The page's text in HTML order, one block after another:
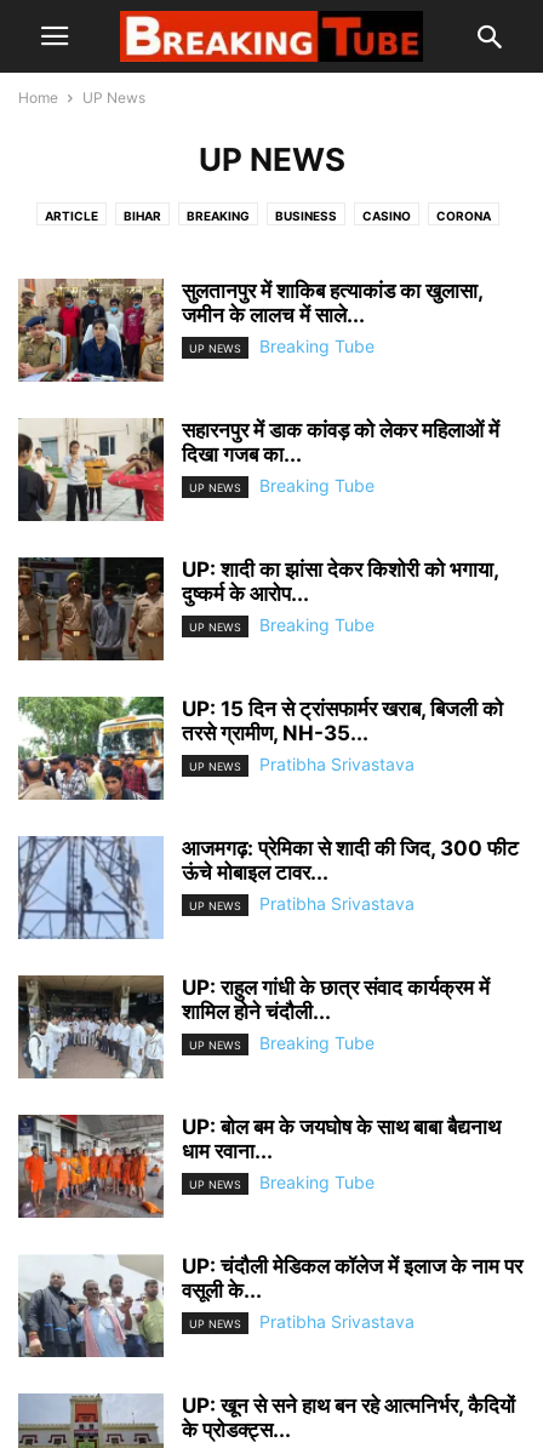
Home UP News
UP NEWS
ARTICLE BIHAR BREAKING BUSINESS CASINO CORONA
DHARMA AND ADHYATMA EDUCATION ENTERTAINMENT
GOVERNMENT HEALTH INTERNATIONAL IPL
JOBS LIFESTYLE LOK SABHA 2019 LOVE ZIHAD
MADHYAPRADESH
SPECIAL NEWS SPORTS SUPREME COURT TECHNOLOGY
TRAVEL TRENDING TOPIC
सुलतानपुर में शाकिब हत्याकांड का खुलासा,
जमीन के लालच में साले...
UP NEWS Breaking Tube
सहारनपुर में डाक कांवड़ को लेकर महिलाओं में
दिखा गजब का...
UP NEWS Breaking Tube
UP: शादी का झांसा देकर किशोरी को भगाया,
दुष्कर्म के आरोप...
UP NEWS Breaking Tube
UP: 15 दिन से ट्रांसफार्मर खराब, बिजली को
तरसे ग्रामीण, NH-35...
UP NEWS Pratibha Srivastava
आजमगढ़: प्रेमिका से शादी की जिद, 300 फीट
ऊंचे मोबाइल टावर...
UP NEWS Pratibha Srivastava
UP: राहुल गांधी के छात्र संवाद कार्यक्रम में
शामिल होने चंदौली...
UP NEWS Breaking Tube
UP: बोल बम के जयघोष के साथ बाबा बैद्यनाथ
धाम रवाना...
UP NEWS Breaking Tube
UP: चंदौली मेडिकल कॉलेज में इलाज के नाम पर
वसूली के...
UP NEWS Pratibha Srivastava
UP: खून से सने हाथ बन रहे आत्मनिर्भर, कैदियों
के प्रोडक्ट्स...